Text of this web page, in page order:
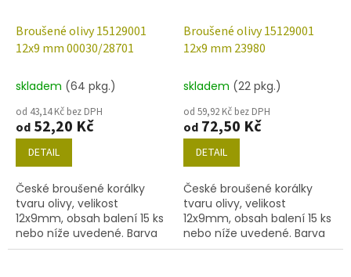
Broušené olivy 15129001
12x9 mm 00030/28701
skladem (64 pkg.)
od 43,14 Kč bez DPH
od 52,20 Kč
DETAIL
České broušené korálky
tvaru olivy, velikost
12x9mm, obsah balení 15 ks
nebo níže uvedené. Barva
křišťál s dekorem 28701
Broušené olivy 15129001
12x9 mm 23980
skladem (22 pkg.)
od 59,92 Kč bez DPH
od 72,50 Kč
DETAIL
České broušené korálky
tvaru olivy, velikost
12x9mm, obsah balení 15 ks
nebo níže uvedené. Barva
černá